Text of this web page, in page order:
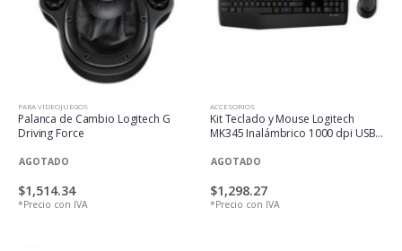
PARA VIDEOJUEGOS
Palanca de Cambio Logitech G
Driving Force
AGOTADO
$1,514.34
*Precio con IVA
ACCESORIOS
Kit Teclado y Mouse Logitech
MK345 Inalámbrico 1000 dpi USB
AGOTADO
$1,298.27
*Precio con IVA